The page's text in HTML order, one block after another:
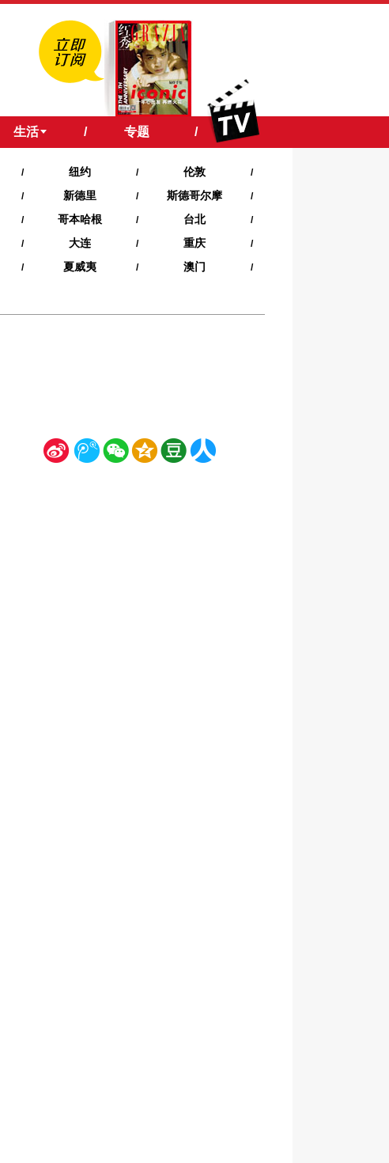
生活 / 专题 /
/ 纽约 / 伦敦 /
/ 新德里 / 斯德哥尔摩 /
/ 哥本哈根 / 台北 /
/ 大连 / 重庆 /
/ 夏威夷‍ / 澳门 /
新 腾 微 空 豆